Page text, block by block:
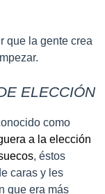
que la gente crea
ELECCIÓN
como
a la elección
, éstos
caras y les
que era más